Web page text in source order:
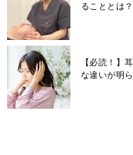
ることとは？
【必読！】
な違いが明ら